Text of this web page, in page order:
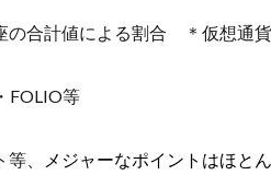
の合計値による割合 ＊仮想通
FOLIO等
、
メジャーなポイントはほと